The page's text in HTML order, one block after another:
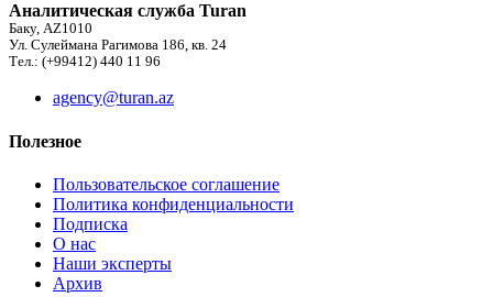
Аналитическая служба Turan
Баку, AZ1010
Ул. Сулеймана Рагимова 186, кв. 24
Тел.: (+99412) 440 11 96
agency@turan.az
Полезное
Пользовательское соглашение
Политика конфиденциальности
Подписка
О нас
Наши эксперты
Архив